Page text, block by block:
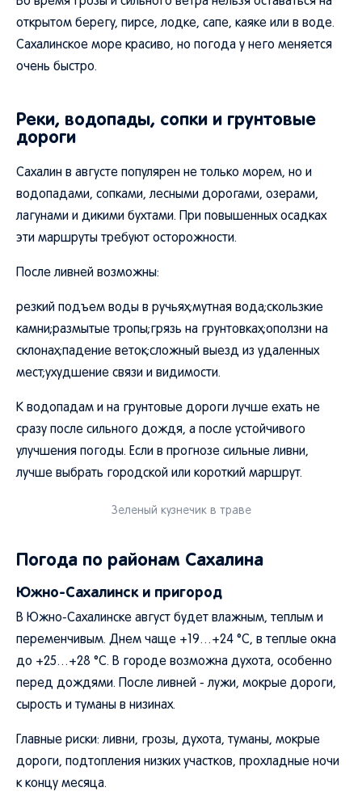
открытом берегу, пирсе, лодке, сапе, каяке или в воде.
Сахалинское море красиво, но погода у него меняется
очень быстро.
Реки, водопады, сопки и грунтовые
дороги
Сахалин в августе популярен не только морем, но и
водопадами, сопками, лесными дорогами, озерами,
лагунами и дикими бухтами. При повышенных осадках
эти маршруты требуют осторожности.
После ливней возможны:
резкий подъем воды в ручьях;мутная вода;скользкие
камни;размытые тропы;грязь на грунтовках;оползни на
склонах;падение веток;сложный выезд из удаленных
мест;ухудшение связи и видимости.
К водопадам и на грунтовые дороги лучше ехать не
сразу после сильного дождя, а после устойчивого
улучшения погоды. Если в прогнозе сильные ливни,
лучше выбрать городской или короткий маршрут.
Зеленый кузнечик в траве
Погода по районам Сахалина
Южно-Сахалинск и пригород
В Южно-Сахалинске август будет влажным, теплым и
переменчивым. Днем чаще +19…+24 °C, в теплые окна
до +25…+28 °C. В городе возможна духота, особенно
перед дождями. После ливней - лужи, мокрые дороги,
сырость и туманы в низинах.
Главные риски: ливни, грозы, духота, туманы, мокрые
дороги, подтопления низких участков, прохладные ночи
к концу месяца.